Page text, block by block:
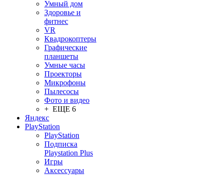
Умный дом
Здоровье и
фитнес
VR
Квадрокоптеры
Графические
планшеты
Умные часы
Проекторы
Микрофоны
Пылесосы
Фото и видео
+ ЕЩЕ 6
Яндекс
PlayStation
PlayStation
Подписка
Playstation Plus
Игры
Аксессуары